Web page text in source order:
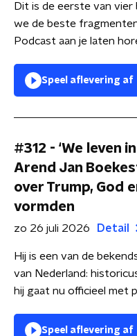
Dit is de eerste van
we de beste
Podcast aan je laten
Speel aflevering af
#312 - ‘We leven
Arend Jan
over Trump, God
vormden
zo 26 juli 2026 Detail
Hij is een van de
van Nederland:
hij gaat nu officieel met
Speel aflevering af